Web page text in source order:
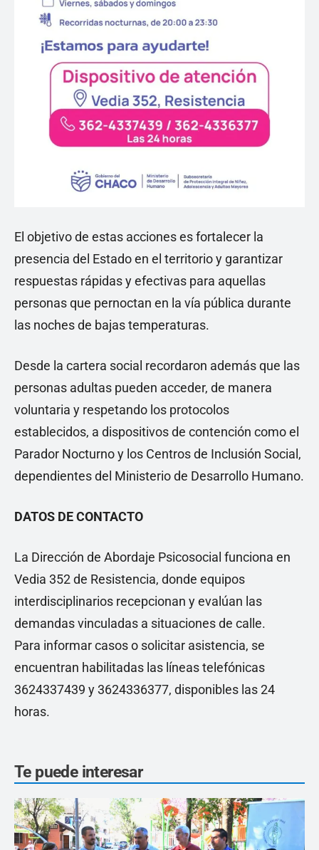
El objetivo de estas acciones es fortalecer la
presencia del Estado en el territorio y garantizar
respuestas rápidas y efectivas para aquellas
personas que pernoctan en la vía pública durante
las noches de bajas temperaturas.
Desde la cartera social recordaron además que las
personas adultas pueden acceder, de manera
voluntaria y respetando los protocolos
establecidos, a dispositivos de contención como el
Parador Nocturno y los Centros de Inclusión Social,
dependientes del Ministerio de Desarrollo Humano.
DATOS DE CONTACTO
La Dirección de Abordaje Psicosocial funciona en
Vedia 352 de Resistencia, donde equipos
interdisciplinarios recepcionan y evalúan las
demandas vinculadas a situaciones de calle.
Para informar casos o solicitar asistencia, se
encuentran habilitadas las líneas telefónicas
3624337439 y 3624336377, disponibles las 24
horas.
Te puede interesar